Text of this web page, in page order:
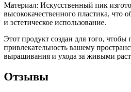
Материал: Искусственный пик
высококачественного пластика, что
и эстетическое использование.
Этот продукт создан для того, чтобы
привлекательность вашему
выращивания и ухода за живыми
Отзывы